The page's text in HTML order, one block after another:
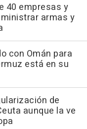
40 empresas y
armas y
con Omán para
está en su
de
aunque la ve